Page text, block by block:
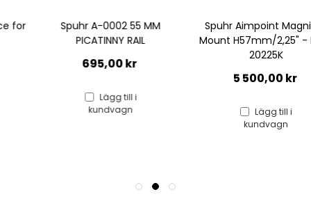
Spuhr A-0002 55 MM
PICATINNY RAIL
695,00 kr
Lägg till i
kundvagn
Spuhr Aimpoint Magnifier
Mount H57mm/2,25" - RDF-
20225K
5 500,00 kr
Lägg till i
kundvagn